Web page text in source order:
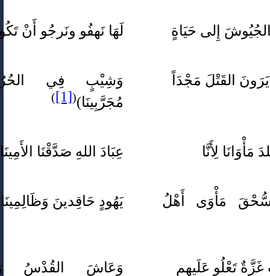
إِلى حَيَاةٍ لَهَا نَهفُو ونَرجُو أَنْ
القَتْلَ مَجْدَاً
وَشِيْبٍ فِي
مُجَرَّبِينَا)(
[1]
)
مَأْوَانَا لِأَنَّا عِبَادَ اللهِ صَدَّقْنَا الأَمِينَا
مَأْوَى أَهْلُ يَهُودٍ حَاقِدينَ وَظَالِمِينَا
تَعْلُو عَلَيهِم
وَعَاشَ القُدْسُ